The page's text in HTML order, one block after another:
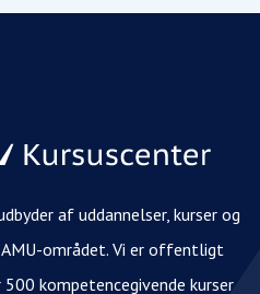
af uddannelser, kurser og
området. Vi er offentligt
kompetencegivende kurser